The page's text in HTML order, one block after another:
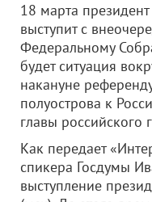
18 марта
выступит с
Федеральному
будет ситуация
накануне
полуострова к
главы российского
Как передает
спикера Госдумы
выступление